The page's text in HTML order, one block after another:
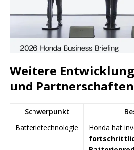
Weitere
und Partnerschaften
Schwerpunkt
Batterietechnologie
Honda hat